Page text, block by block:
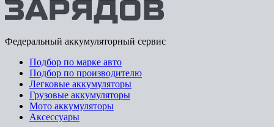
Федеральный аккумуляторный сервис
Подбор по марке авто
Подбор по производителю
Легковые аккумуляторы
Грузовые аккумуляторы
Мото аккумуляторы
Аксессуары